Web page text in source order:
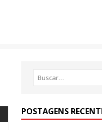
POSTAGENS